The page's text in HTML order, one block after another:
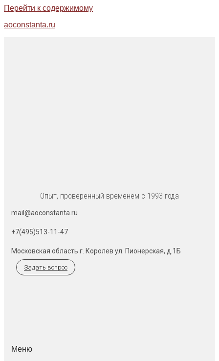
Перейти к содержимому
aoconstanta.ru
Опыт, проверенный временем с 1993 года
mail@aoconstanta.ru
+7(495)513-11-47
Московская область г. Королев ул. Пионерская, д.1Б
Задать вопрос
Меню